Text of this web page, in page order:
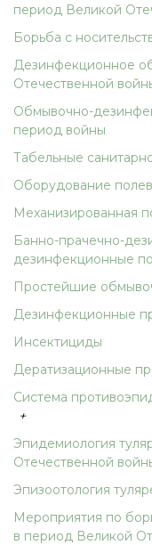
период Великой
Борьба с
Дезинфекционное
Отечественной
Обмывочно-
период войны
Табельные
Оборудование
Механизированная
Банно-прачечно-
дезинфекционные
Простейшие
Дезинфекционные
Инсектициды
Дератизационные
Система
+
Эпидемиология
Отечественной
Эпизоотология
Мероприятия по
в период Великой